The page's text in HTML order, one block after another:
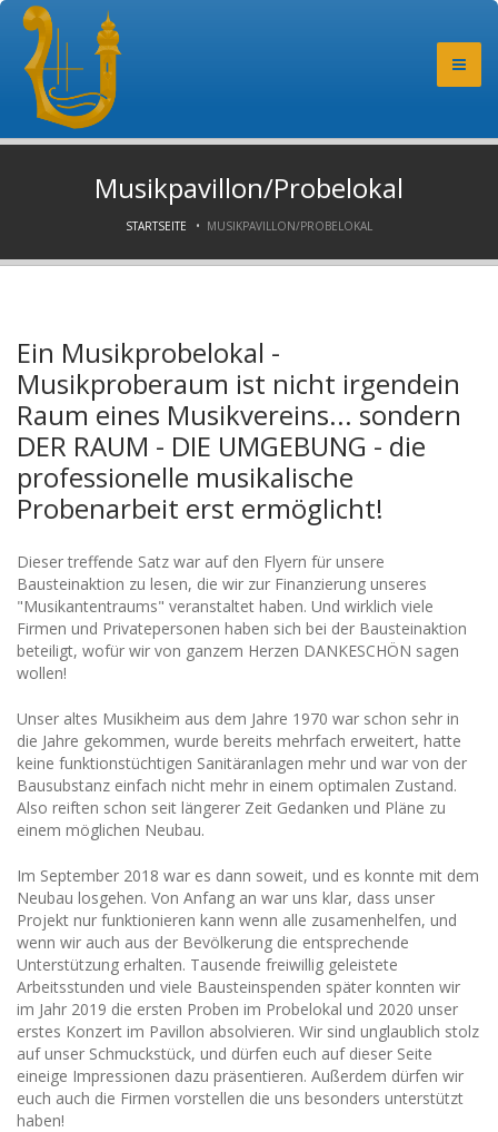
Musikpavillon/Probelokal
STARTSEITE MUSIKPAVILLON/PROBELOKAL
Ein Musikprobelokal -
Musikproberaum ist nicht irgendein
Raum eines Musikvereins... sondern
DER RAUM - DIE UMGEBUNG - die
professionelle musikalische
Probenarbeit erst ermöglicht!
Dieser treffende Satz war auf den Flyern für unsere
Bausteinaktion zu lesen, die wir zur Finanzierung unseres
"Musikantentraums" veranstaltet haben. Und wirklich viele
Firmen und Privatepersonen haben sich bei der Bausteinaktion
beteiligt, wofür wir von ganzem Herzen DANKESCHÖN sagen
wollen!
Unser altes Musikheim aus dem Jahre 1970 war schon sehr in
die Jahre gekommen, wurde bereits mehrfach erweitert, hatte
keine funktionstüchtigen Sanitäranlagen mehr und war von der
Bausubstanz einfach nicht mehr in einem optimalen Zustand.
Also reiften schon seit längerer Zeit Gedanken und Pläne zu
einem möglichen Neubau.
Im September 2018 war es dann soweit, und es konnte mit dem
Neubau losgehen. Von Anfang an war uns klar, dass unser
Projekt nur funktionieren kann wenn alle zusamenhelfen, und
wenn wir auch aus der Bevölkerung die entsprechende
Unterstützung erhalten. Tausende freiwillig geleistete
Arbeitsstunden und viele Bausteinspenden später konnten wir
im Jahr 2019 die ersten Proben im Probelokal und 2020 unser
erstes Konzert im Pavillon absolvieren. Wir sind unglaublich stolz
auf unser Schmuckstück, und dürfen euch auf dieser Seite
eineige Impressionen dazu präsentieren. Außerdem dürfen wir
euch auch die Firmen vorstellen die uns besonders unterstützt
haben!